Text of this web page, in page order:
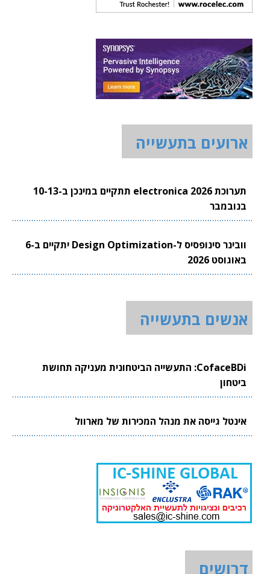
ארועים בתעשייה
תערוכת electronica 2026 תתקיים במינכן ב-10-13
בנובמבר
וובינר סינופסיס ל-Design Optimization יתקיים ב-6
באוגוסט 2026
אנשים בתעשייה
CofaceBDi: התעשייה הביטחונית מעניקה תחושת
ביטחון
אינטל גייסה את מנהל המכירות של מארוול
דרושים